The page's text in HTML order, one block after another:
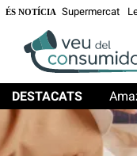
ÉS NOTÍCIA Supermercat
DESTACATS